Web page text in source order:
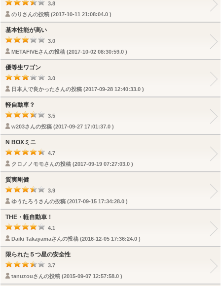
3.8
のりさんの投稿 (2017-10-11 21:08:04.0 )
基本性能が高い
3.0
METAFIVEさんの投稿 (2017-10-02 08:30:59.0 )
優等生ワゴン
3.0
日本人で良かったさんの投稿 (2017-09-28 12:40:33.0 )
軽自動車？
3.5
w203さんの投稿 (2017-09-27 17:01:37.0 )
N BOXミニ
4.7
クロノノモモさんの投稿 (2017-09-19 07:27:03.0 )
質実剛健
3.9
ゆうたろうさんの投稿 (2017-09-15 17:34:28.0 )
THE・軽自動車！
4.1
Daiki Takayamaさんの投稿 (2016-12-05 17:36:24.0 )
限られた５つ星の安全性
3.7
tanuzouさんの投稿 (2015-09-07 12:57:58.0 )